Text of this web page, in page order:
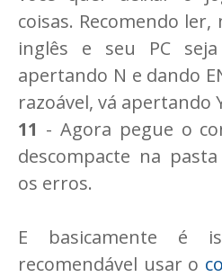
coisas. Recomendo ler,
inglês e seu PC
apertando N e dando
razoável, vá apertando
11 - Agora pegue o
descompacte na
os erros.
E basicamente é
recomendável usar o